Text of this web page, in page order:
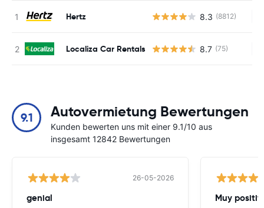
Hertz 8.3 (8812)
Localiza Car Rentals 8.7 (75)
9.1 Autovermietung Bewertungen
Kunden bewerten uns mit einer 9.1/10 aus
insgesamt 12842 Bewertungen
26-05-2026
genial Muy